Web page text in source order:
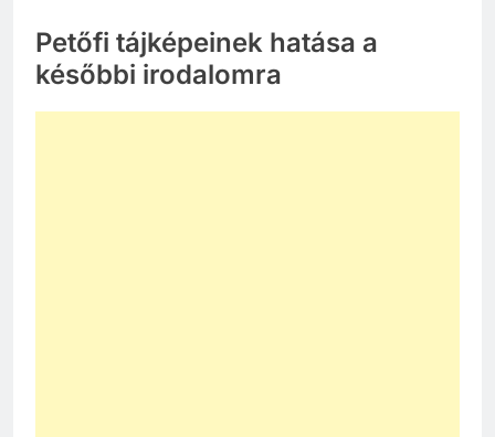
Petőfi tájképeinek hatása a
későbbi irodalomra